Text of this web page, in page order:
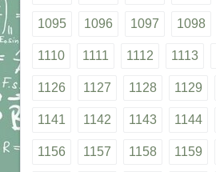
1095 1096 1097 1098
1110 1111 1112 1113
1126 1127 1128 1129
1141 1142 1143 1144
1156 1157 1158 1159